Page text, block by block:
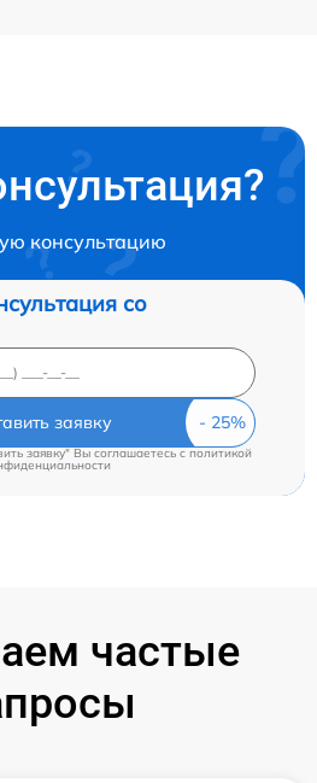
консультацию
со
заявку
заявку" Вы соглашаетесь cполитикой
частые